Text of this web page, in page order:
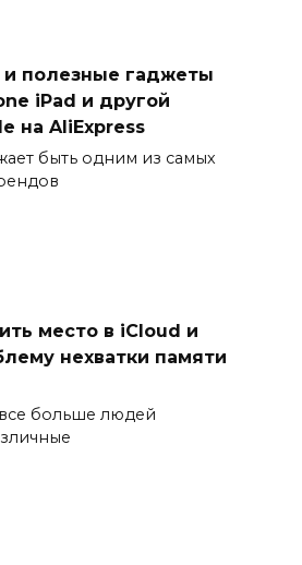
полезные гаджеты
iPad и другой
на AliExpress
быть одним из самых
место в iCloud и
нехватки памяти
больше людей